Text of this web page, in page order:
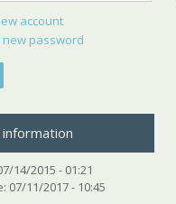
account
new password
14/2015 - 01:21
07/11/2017 - 10:45